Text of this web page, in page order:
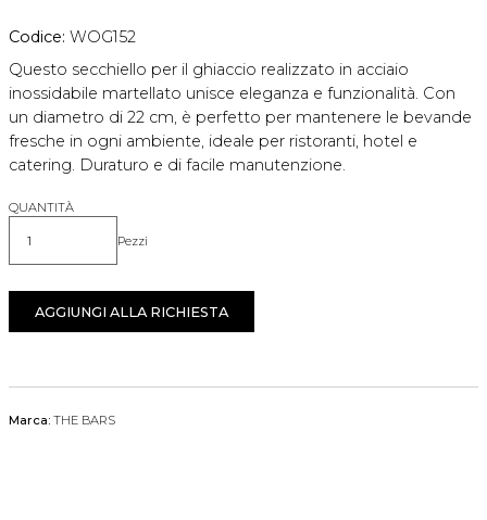
Codice: WOG152
Questo secchiello per il ghiaccio realizzato in acciaio
inossidabile martellato unisce eleganza e funzionalità. Con
un diametro di 22 cm, è perfetto per mantenere le bevande
fresche in ogni ambiente, ideale per ristoranti, hotel e
catering. Duraturo e di facile manutenzione.
QUANTITÀ
Quantità Pezzi
AGGIUNGI ALLA RICHIESTA
Marca: THE BARS